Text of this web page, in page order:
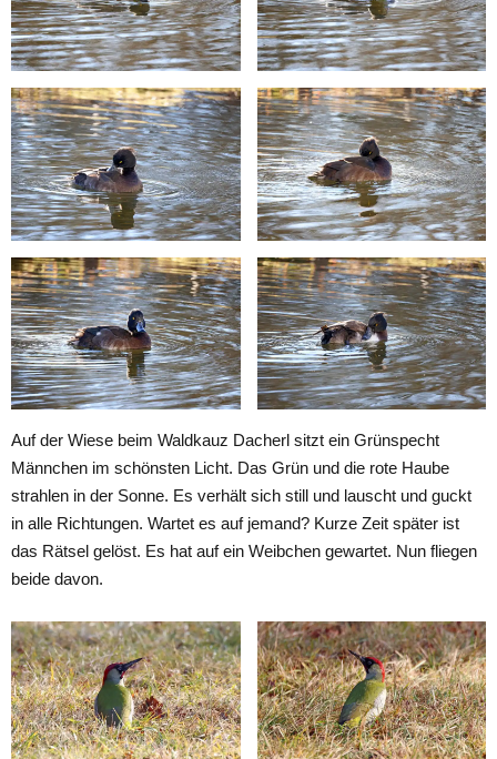
Auf der Wiese beim Waldkauz Dacherl sitzt ein Grünspecht
Männchen im schönsten Licht. Das Grün und die rote Haube
strahlen in der Sonne. Es verhält sich still und lauscht und guckt
in alle Richtungen. Wartet es auf jemand? Kurze Zeit später ist
das Rätsel gelöst. Es hat auf ein Weibchen gewartet. Nun fliegen
beide davon.